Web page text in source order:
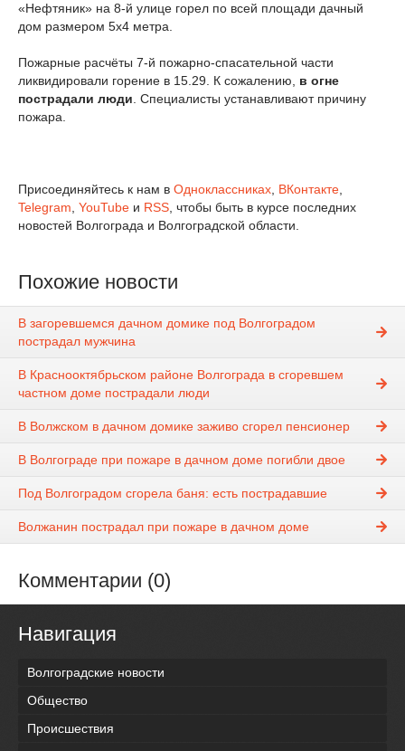
«Нефтяник» на 8-й улице горел по всей площади дачный
дом размером 5х4 метра.
Пожарные расчёты 7-й пожарно-спасательной части
ликвидировали горение в 15.29. К сожалению, в огне
пострадали люди . Специалисты устанавливают причину
пожара.
Присоединяйтесь к нам в Одноклассниках ВКонтакте
Telegram YouTube и RSS , чтобы быть в курсе последних
новостей Волгограда и Волгоградской области.
Похожие новости
В загоревшемся дачном домике под Волгоградом
пострадал мужчина
В Краснооктябрьском районе Волгограда в сгоревшем
частном доме пострадали люди
В Волжском в дачном домике заживо сгорел пенсионер
В Волгограде при пожаре в дачном доме погибли двое
Под Волгоградом сгорела баня: есть пострадавшие
Волжанин пострадал при пожаре в дачном доме
Комментарии (0)
Навигация
Волгоградские новости
Общество
Происшествия